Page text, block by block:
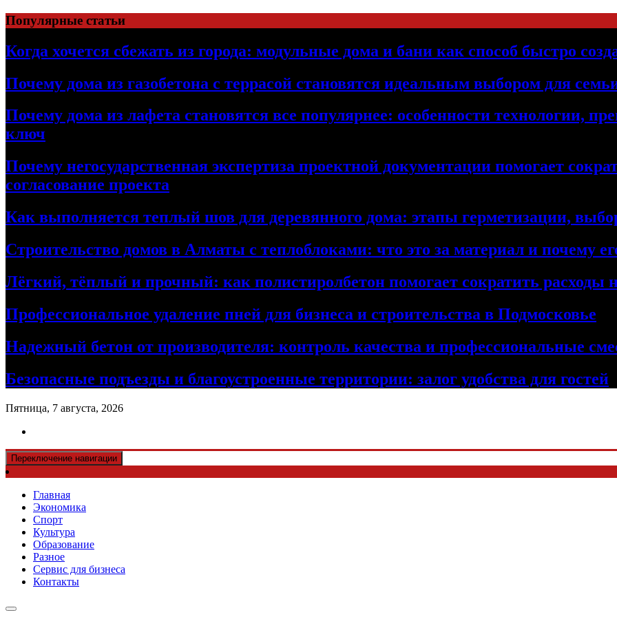
Перейти
к
содержимому
Популярные статьи
Когда хочется сбежать из города: модульные дома и бани как способ быстро
Почему дома из газобетона с террасой становятся идеальным выбором для
Почему дома из лафета становятся все популярнее: особенности технологии,
ключ
Почему негосударственная экспертиза проектной документации помогает
согласование проекта
Как выполняется теплый шов для деревянного дома: этапы герметизации,
Строительство домов в Алматы с теплоблоками: что это за материал и почему
Лёгкий, тёплый и прочный: как полистиролбетон помогает сократить расходы
Профессиональное удаление пней для бизнеса и строительства в Подмосковье
Надежный бетон от производителя: контроль качества и профессиональные
Безопасные подъезды и благоустроенные территории: залог удобства для гостей
Пятница, 7 августа, 2026
Переключение навигации
Главная
Экономика
Спорт
Культура
Образование
Разное
Сервис для бизнеса
Контакты